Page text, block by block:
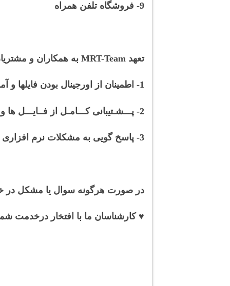
9- فروشگاه تلفن همراه
تعهد M RT-Team به همکاران و مشتریان محترم:
1- اطمینان از اورجینال بودن فایلها و آموزش ها توسط تیم ام آر تی
2- پـــشـتیبانی کـــامـل از فــایـــل ها و آمـــوزش هــــای خــــریــداری شـــــده
3- پاسخ گویی به مشکلات نرم افزاری و سخت افزاری و ارائه مشاوره رایگان (با افتخار)
در صورت هرگونه سوال یا مشکل در
♥ کارشناسان ما با افتخار درخدمت